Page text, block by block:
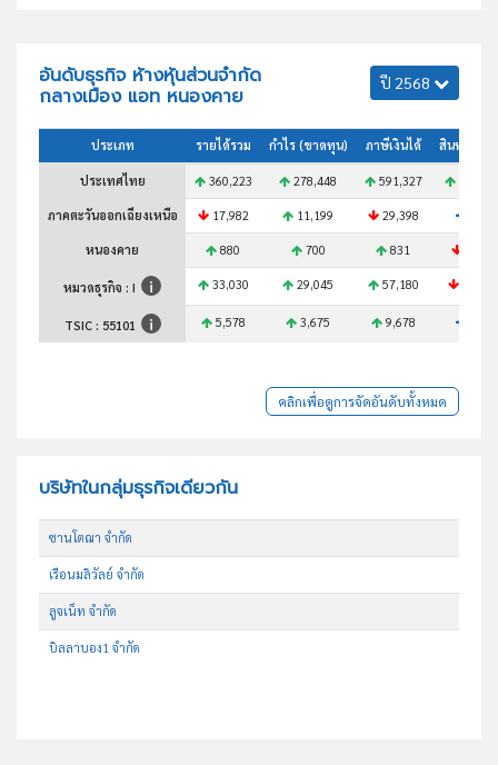
อันดับธุรกิจ ห้างหุ้นส่วนจำกัด
กลางเมือง แอท หนองคาย
ปี 2568
ประเภท รายได้รวม กำไร (ขาดทุน) ภาษีเงินได้ สินทรัพย์ร
ประเทศไทย 360,223 278,448 591,327
ภาคตะวันออกเฉียงเหนือ 17,982 11,199 29,398
หนองคาย 880 700 831
หมวดธุรกิจ : I 33,030 29,045 57,180
TSIC : 55101 5,578 3,675 9,678
คลิกเพื่อดูการจัดอันดับทั้งหมด
บริษัทในกลุ่มธุรกิจเดียวกัน
ซานโตฌา จำกัด
เรือนมลิวัลย์ จำกัด
ลูจเน็ท จำกัด
บิลลาบอง1 จำกัด